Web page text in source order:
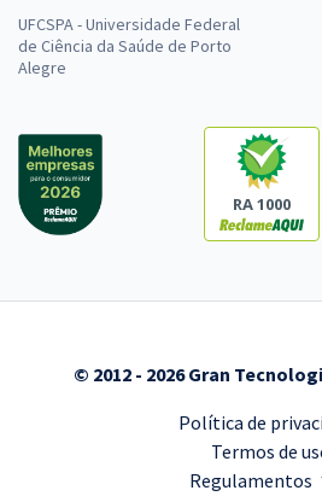
UFCSPA - Universidade Federal
de Ciência da Saúde de Porto
Alegre
RA 1000
© 2012 - 2026 Gran
Política de
Termos de
Regulamentos